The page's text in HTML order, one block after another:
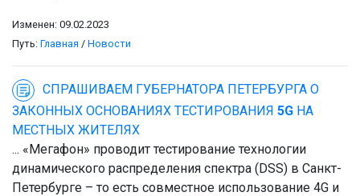
Изменен: 09.02.2023
Путь: Главная / Новости
СПРАШИВАЕМ ГУБЕРНАТОРА ПЕТЕРБУРГА О
ЗАКОННЫХ ОСНОВАНИЯХ ТЕСТИРОВАНИЯ 5G НА
МЕСТНЫХ ЖИТЕЛЯХ
... «Мегафон» проводит тестирование технологии
динамического распределения спектра (DSS) в Санкт-
Петербурге – то есть совместное использование 4G и